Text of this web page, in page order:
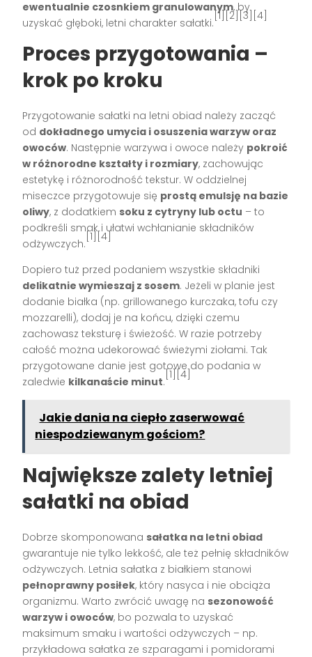
ewentualnie czosnkiem granulowanym, by
uzyskać głęboki, letni charakter sałatki.
[1][2][3][4]
Proces przygotowania –
krok po kroku
Przygotowanie sałatki na letni obiad należy zacząć
od dokładnego umycia i osuszenia warzyw oraz
owoców. Następnie warzywa i owoce należy pokroić
w różnorodne kształty i rozmiary, zachowując
estetykę i różnorodność tekstur. W oddzielnej
miseczce przygotowuje się prostą emulsję na bazie
oliwy, z dodatkiem soku z cytryny lub octu – to
podkreśli smak i ułatwi wchłanianie składników
odżywczych.
[1][4]
Dopiero tuż przed podaniem wszystkie składniki
delikatnie wymieszaj z sosem. Jeżeli w planie jest
dodanie białka (np. grillowanego kurczaka, tofu czy
mozzarelli), dodaj je na końcu, dzięki czemu
zachowasz teksturę i świeżość. W razie potrzeby
całość można udekorować świeżymi ziołami. Tak
przygotowane danie jest gotowe do podania w
zaledwie kilkanaście minut.
[1][4]
Jakie dania na ciepło zaserwować
niespodziewanym gościom?
Największe zalety letniej
sałatki na obiad
Dobrze skomponowana sałatka na letni obiad
gwarantuje nie tylko lekkość, ale też pełnię składników
odżywczych. Letnia sałatka z białkiem stanowi
pełnoprawny posiłek, który nasyca i nie obciąża
organizmu. Warto zwrócić uwagę na sezonowość
warzyw i owoców, bo pozwala to uzyskać
maksimum smaku i wartości odżywczych – np.
przykładowa sałatka ze szparagami i pomidorami